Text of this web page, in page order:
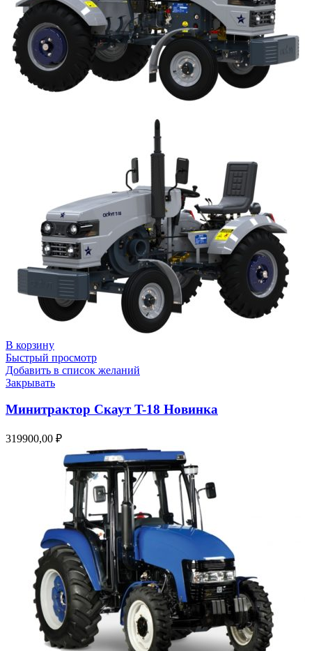
В корзину
Быстрый просмотр
Добавить в список желаний
Закрывать
Минитрактор Скаут T-18 Новинка
319900,00 ₽